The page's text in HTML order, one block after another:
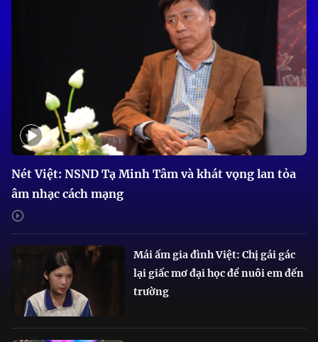
Nét Việt: NSND Tạ Minh Tâm và khát vọng lan tỏa
âm nhạc cách mạng
Mái ấm gia đình Việt: Chị gái gác
lại giấc mơ đại học để nuôi em đến
trường